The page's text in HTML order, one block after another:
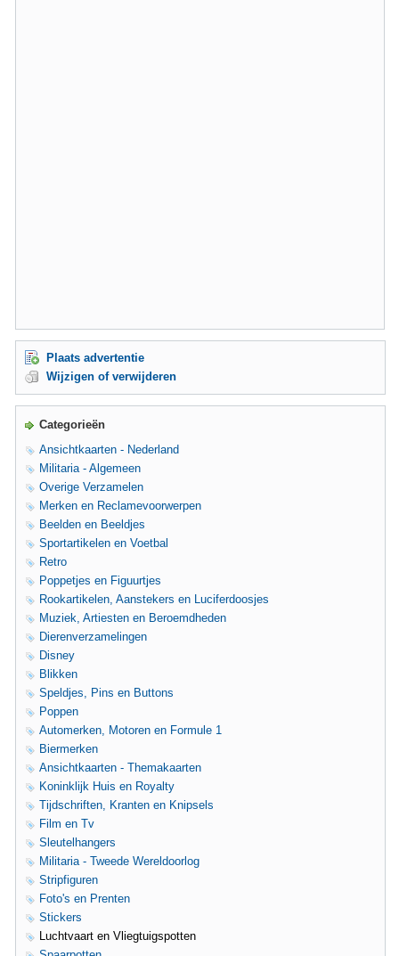
Plaats advertentie
Wijzigen of verwijderen
Categorieën
Ansichtkaarten - Nederland
Militaria - Algemeen
Overige Verzamelen
Merken en Reclamevoorwerpen
Beelden en Beeldjes
Sportartikelen en Voetbal
Retro
Poppetjes en Figuurtjes
Rookartikelen, Aanstekers en Luciferdoosjes
Muziek, Artiesten en Beroemdheden
Dierenverzamelingen
Disney
Blikken
Speldjes, Pins en Buttons
Poppen
Automerken, Motoren en Formule 1
Biermerken
Ansichtkaarten - Themakaarten
Koninklijk Huis en Royalty
Tijdschriften, Kranten en Knipsels
Film en Tv
Sleutelhangers
Militaria - Tweede Wereldoorlog
Stripfiguren
Foto's en Prenten
Stickers
Luchtvaart en Vliegtuigspotten